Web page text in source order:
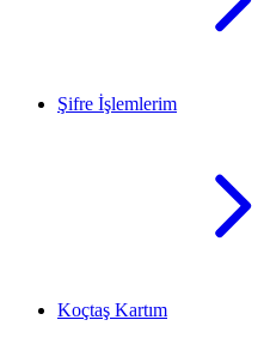
Şifre İşlemlerim
Koçtaş Kartım